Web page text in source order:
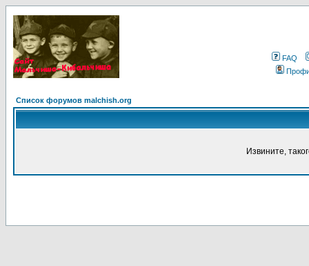
FAQ
Список форумов malchish.org
Извините,